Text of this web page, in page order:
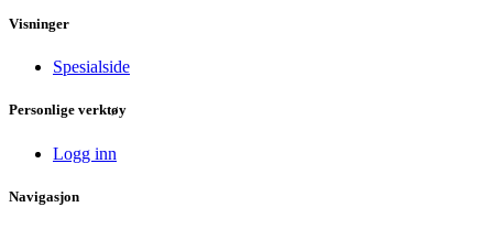
Visninger
Spesialside
Personlige verktøy
Logg inn
Navigasjon